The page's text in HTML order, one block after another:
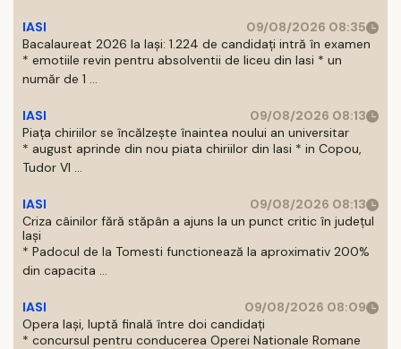
IASI
09/08/2026 08:35
Bacalaureat 2026 la Iași: 1.224 de candidați intră în examen
* emotiile revin pentru absolventii de liceu din Iasi * un
număr de 1 ...
IASI
09/08/2026 08:13
Piața chiriilor se încălzește înaintea noului an universitar
* august aprinde din nou piata chiriilor din Iasi * in Copou,
Tudor Vl ...
IASI
09/08/2026 08:13
Criza câinilor fără stăpân a ajuns la un punct critic în județul
Iași
* Padocul de la Tomesti functionează la aproximativ 200%
din capacita ...
IASI
09/08/2026 08:09
Opera Iași, luptă finală între doi candidați
* concursul pentru conducerea Operei Nationale Romane